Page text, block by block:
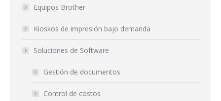
Equipos Brother
Kioskos de impresión bajo demanda
Soluciones de Software
Gestión de documentos
Control de costos